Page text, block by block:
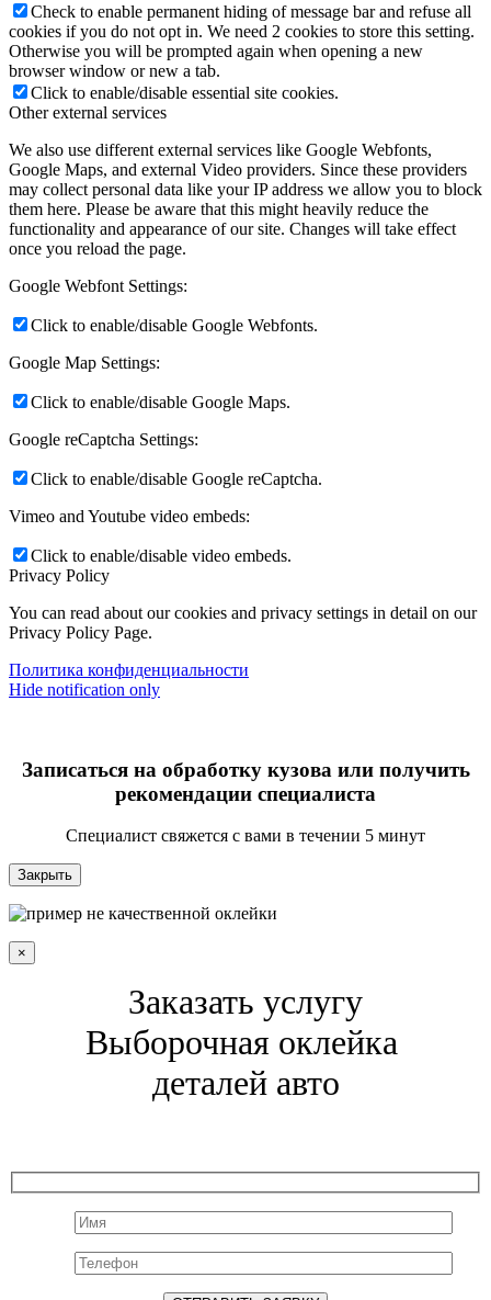
Check to enable permanent hiding of message bar and refuse all
cookies if you do not opt in. We need 2 cookies to store this setting.
Otherwise you will be prompted again when opening a new
browser window or new a tab.
Click to enable/disable essential site cookies.
Other external services
We also use different external services like Google Webfonts,
Google Maps, and external Video providers. Since these providers
may collect personal data like your IP address we allow you to block
them here. Please be aware that this might heavily reduce the
functionality and appearance of our site. Changes will take effect
once you reload the page.
Google Webfont Settings:
Click to enable/disable Google Webfonts.
Google Map Settings:
Click to enable/disable Google Maps.
Google reCaptcha Settings:
Click to enable/disable Google reCaptcha.
Vimeo and Youtube video embeds:
Click to enable/disable video embeds.
Privacy Policy
You can read about our cookies and privacy settings in detail on our
Privacy Policy Page.
Политика конфиденциальности
Hide notification only
Записаться на обработку кузова или получить
рекомендации специалиста
Специалист свяжется с вами в течении 5 минут
Закрыть
×
Заказать услугу
Выборочная оклейка
деталей авто